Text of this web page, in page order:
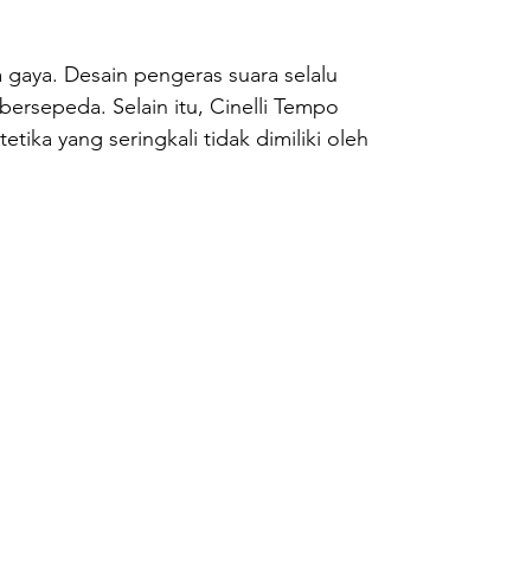
Desain pengeras suara selalu
Selain itu, Cinelli Tempo
yang seringkali tidak dimiliki oleh